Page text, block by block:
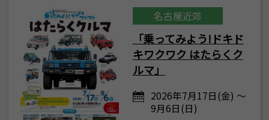
名古屋近郊
「乗ってみよう!ドキド
キワクワク はたらくク
ルマ」
2026年7月17日(金) ～
9月6日(日)